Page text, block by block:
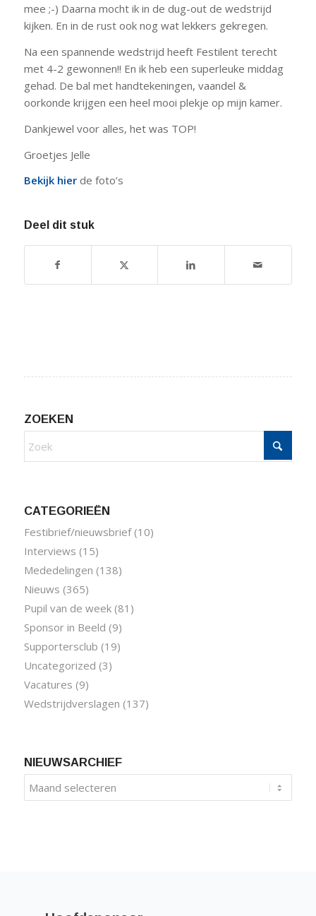
mee ;-) Daarna mocht ik in de dug-out de wedstrijd
kijken. En in de rust ook nog wat lekkers gekregen.
Na een spannende wedstrijd heeft Festilent terecht
met 4-2 gewonnen!! En ik heb een superleuke middag
gehad. De bal met handtekeningen, vaandel &
oorkonde krijgen een heel mooi plekje op mijn kamer.
Dankjewel voor alles, het was TOP!
Groetjes Jelle
Bekijk hierde foto’s
Deel dit stuk
ZOEKEN
CATEGORIEËN
Festibrief/nieuwsbrief(10)
Interviews (15)
Mededelingen (138)
Nieuws (365)
Pupil van de week(81)
Sponsor in Beeld (9)
Supportersclub (19)
Uncategorized (3)
Vacatures (9)
Wedstrijdverslagen (137)
NIEUWSARCHIEF